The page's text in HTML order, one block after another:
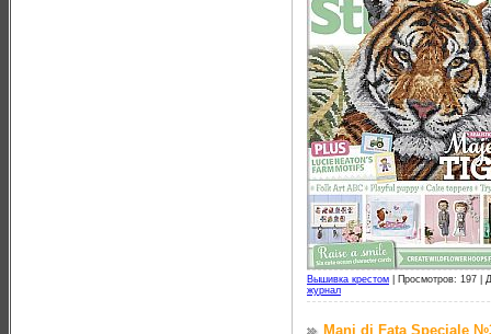
Вышивка крестом Просмотров: 197 |
журнал
Mani di Fata Speciale